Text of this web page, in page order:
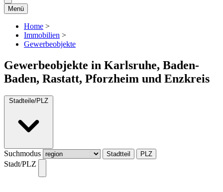
Menü
Home >
Immobilien >
Gewerbeobjekte
Gewerbeobjekte in Karlsruhe, Baden-
Baden, Rastatt, Pforzheim und Enzkreis
Stadteile/PLZ
Suchmodus Stadtteil PLZ
Stadt/PLZ